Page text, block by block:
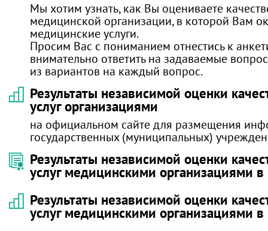
Мы хотим узнать, как Вы оцениваете
медицинской организации, в которой Вам
медицинские услуги.
Просим Вас с пониманием отнестись к
внимательно ответить на задаваемые
из вариантов на каждый вопрос.
Результаты независимой оценки
услуг организациями
на официальном сайте для размещения
государственных (муниципальных)
Результаты независимой оценки
услуг медицинскими организациями
Результаты независимой оценки
услуг медицинскими организациями